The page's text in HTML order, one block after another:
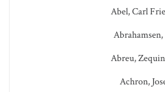
Abel, Carl
Abrahamsen,
Abreu,
Achron,